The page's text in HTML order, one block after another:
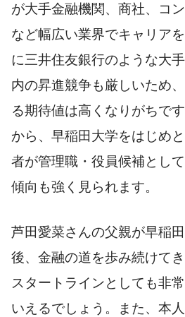
が大手金融機関、商社、コ
など幅広い業界でキャリア
に三井住友銀行のような大
内の昇進競争も厳しいため
る期待値は高くなりがちで
から、早稲田大学をはじめ
者が管理職・役員候補とし
傾向も強く見られます。
芦田愛菜さんの父親が早稲
後、金融の道を歩み続けて
スタートラインとしても非
いえるでしょう。また、本